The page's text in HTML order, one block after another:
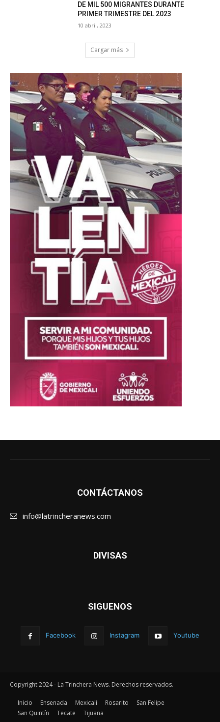
DE MIL 500 MIGRANTES DURANTE
PRIMER TRIMESTRE DEL 2023
10 abril, 2023
Cargar más
CONTÁCTANOS
info@latrincheranews.com
DIVISAS
SIGUENOS
Facebook Instagram Youtube
Copyright 2024 - La Trinchera News. Derechos reservados.
Inicio Ensenada Mexicali Rosarito
San Felipe
San Quintín
Tecate Tijuana